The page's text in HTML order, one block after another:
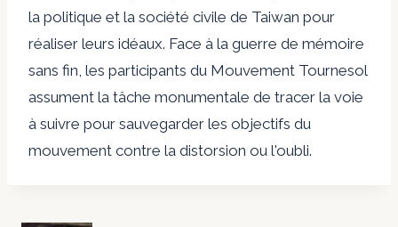
la politique et la société civile de Taiwan pour
réaliser leurs idéaux. Face à la guerre de mémoire
sans fin, les participants du Mouvement Tournesol
assument la tâche monumentale de tracer la voie
à suivre pour sauvegarder les objectifs du
mouvement contre la distorsion ou l'oubli.